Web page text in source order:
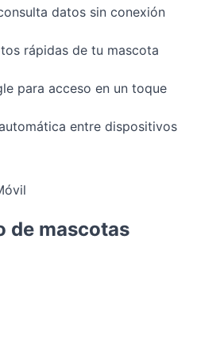
datos sin conexión
rápidas de tu mascota
para acceso en un toque
entre dispositivos
de mascotas